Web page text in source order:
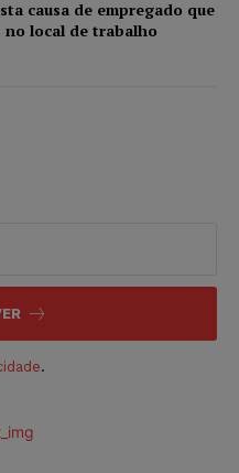
causa de empregado que
no local de trabalho
.